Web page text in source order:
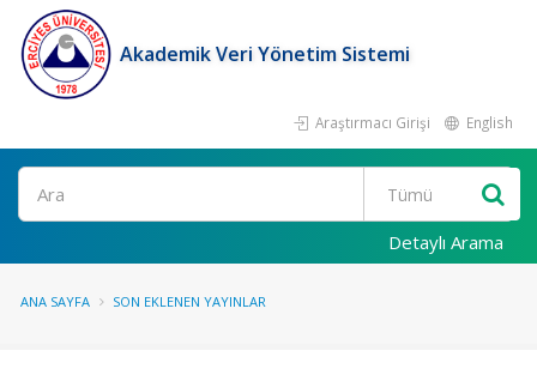
Akademik Veri Yönetim Sistemi
Araştırmacı Girişi English
Ara
Detaylı Arama
ANA SAYFA SON EKLENEN YAYINLAR